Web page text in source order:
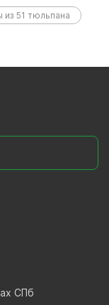
из 51 тюльпана
СПб